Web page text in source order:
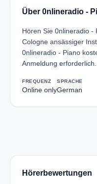
Über 0nlineradio -
Hören Sie 0nlineradio
Cologne ansässiger
0nlineradio - Piano
Anmeldung erforderlich.
FREQUENZ
Online only
SPRACHE
German
Hörerbewertungen